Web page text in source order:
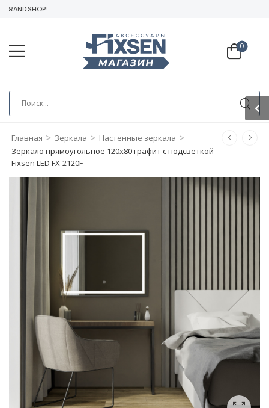
SHOP!
0
Главная > Зеркала > Настенные зеркала >
Зеркало прямоугольное 120х80 графит с подсветкой
Fixsen LED FX-2120F